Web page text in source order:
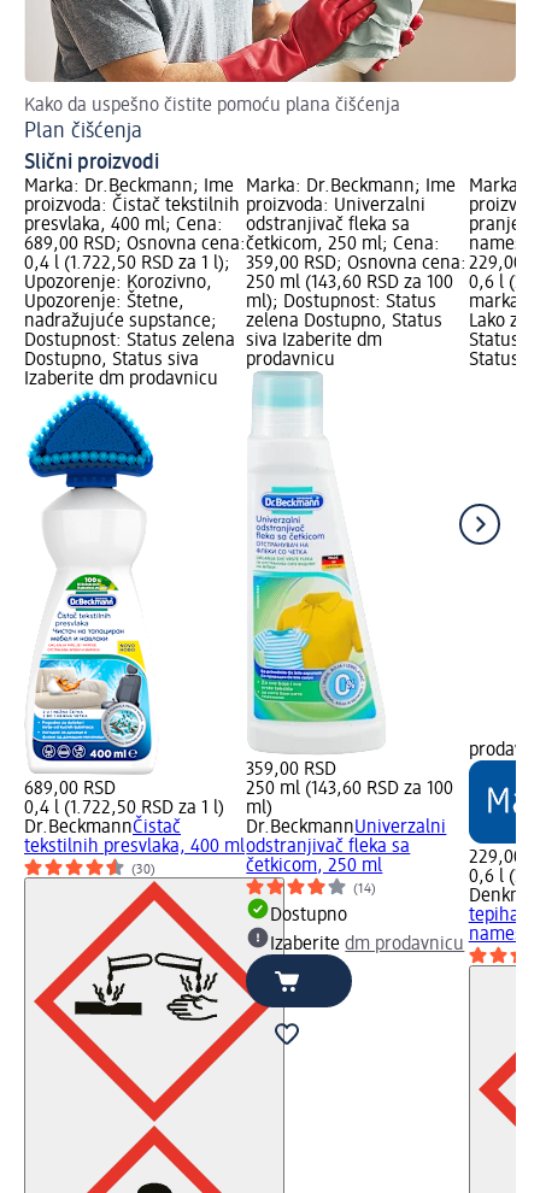
Kako da uspešno čistite pomoću plana čišćenja
Plan čišćenja
Slični proizvodi
Marka: Dr.Beckmann; Ime
proizvoda: Čistač tekstilnih
presvlaka, 400 ml; Cena:
689,00 RSD; Osnovna cena:
0,4 l (1.722,50 RSD za 1 l);
Upozorenje: Korozivno,
Upozorenje: Štetne,
nadražujuće supstance;
Dostupnost: Status zelena
Dostupno, Status siva
Izaberite dm prodavnicu
689,00 RSD
0,4 l (1.722,50 RSD za 1 l)
Dr.BeckmannČistač
tekstilnih presvlaka, 400 ml
(30)
Marka: Dr.Beckmann; Ime
proizvoda: Univerzalni
odstranjivač fleka sa
četkicom, 250 ml; Cena:
359,00 RSD; Osnovna cena:
250 ml (143,60 RSD za 100
ml); Dostupnost: Status
zelena Dostupno, Status
siva Izaberite dm
prodavnicu
359,00 RSD
250 ml (143,60 RSD za 100
ml)
Dr.BeckmannUniverzalni
odstranjivač fleka sa
četkicom, 250 ml
(14)
Dostupno
Izaberitedm prodavnicu
Marka:
pranje
229,00
0,6 l
marka
Lako
Status
Status
229,00
0,6 l
Denkmit
tepiha i